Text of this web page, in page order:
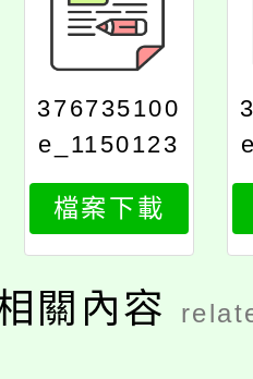
376735100
e_1150123
203_attach
2
檔案下載
關內容